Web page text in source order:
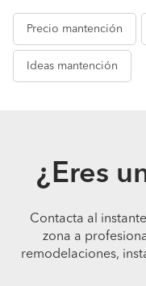
Precio mantención
Ideas mantención
¿Eres
Contacta al
zona a
remodelaciones,